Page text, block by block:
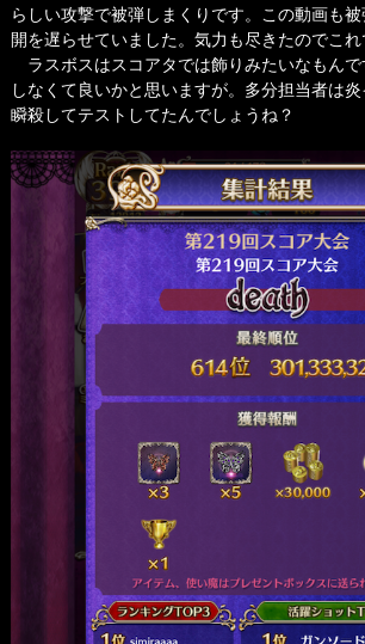
らしい攻撃で被弾しまくりです。この動画も
開を遅らせていました。気力も尽きたのでこれ
ラスボスはスコアタでは飾りみたいなもんで
しなくて良いかと思いますが。多分担当者は
瞬殺してテストしてたんでしょうね？